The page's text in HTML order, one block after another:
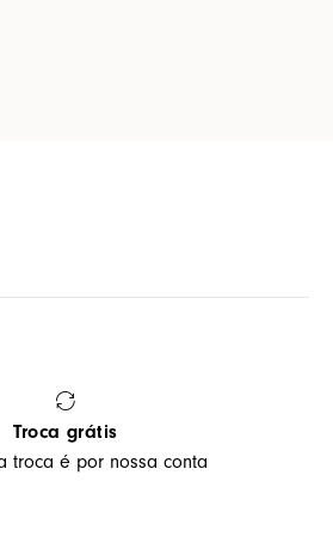
Troca grátis
troca é por nossa conta